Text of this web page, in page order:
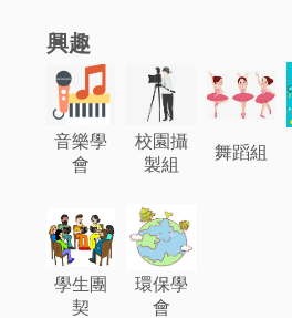
興趣
音樂學
會
校園攝
製組
舞蹈組
學生團
契
環保學
會